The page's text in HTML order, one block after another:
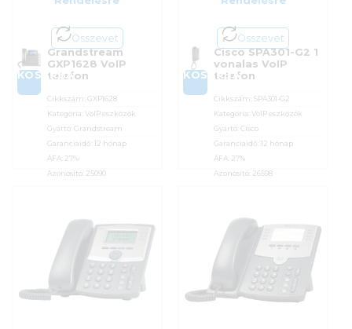
Összevet
KOSÁRBA
Grandstream
GXP1628 VoIP
telefon
Cikkszám:GXP1628
Kategória:VoIP eszközök
Gyártó:Grandstream
Garanciaidő:12 hónap
ÁFA: 27%
Azonosító: 25090
Összevet
KOSÁRBA
Cisco SPA301-G2 1
vonalas VoIP
telefon
Cikkszám: SPA301-G2
Kategória: VoIP eszközök
Gyártó: Cisco
Garanciaidő: 12 hónap
ÁFA: 27%
Azonosító: 26598